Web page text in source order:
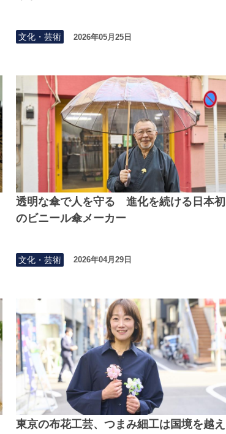
文化・芸術 2026年05月25日
透明な傘で人を守る 進化を続ける日本初
のビニール傘メーカー
文化・芸術 2026年04月29日
東京の布花工芸、つまみ細工は国境を越え